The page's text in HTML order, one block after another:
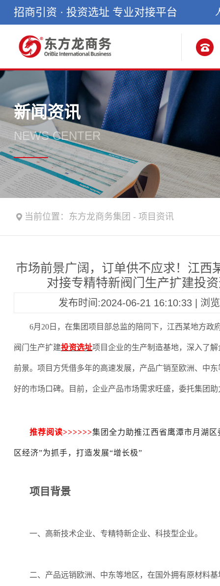
招商引资 · 投资选址 专业对接平台
新闻资讯
NEWS CENTER
当前位置： 东方龙商务集团 - 项目资讯
市场前景广阔，订单供不应求！江西
对接专精特新阀门生产扩建投
发布时间:2024-06-21 16:10:33 | 浏
6月20日，在集团项目部总监的陪同下，江西某地方政
阀门生产扩建投资选址项目企业的生产制造基地，深入了
前景。项目方凭借多年的高速发展，产品广销至欧洲、中
好的市场口碑。目前，企业产品市场需求旺盛，委托集团
推荐阅读>>>>>>集团全力助推江西省鹰潭市月湖
区经济”为抓手，打造发展“增长极”
项目背景
一、高新技术企业、专精特新企业、科技型企业。
二、产品远销欧洲、中东等地区，在国外拥有原材料基